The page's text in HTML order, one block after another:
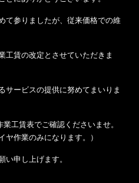
て参りましたが、従来価格での維
工賃の改定とさせていただきま
サービスの提供に努めてまいりま
工賃表でご確認くださいませ。
ヤ作業のみになります。）
い申し上げます。